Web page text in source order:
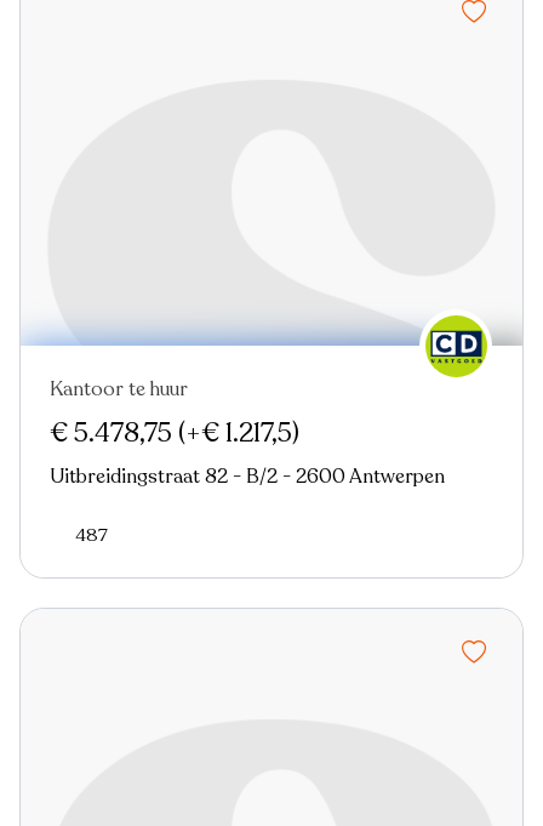
Nieuw
Kantoor te huur
€ 5.478,75 (+€ 1.217,5)
Uitbreidingstraat 82 - B/2 - 2600 Antwerpen
487